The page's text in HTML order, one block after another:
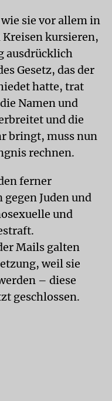
sie vor allem in
kursieren,
ausdrücklich
Gesetz, das der
hatte, trat
Namen und
und die
bringt, muss nun
rechnen.
ferner
Juden und
und
Mails galten
weil sie
– diese
geschlossen.